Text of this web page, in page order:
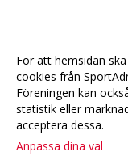
För att hemsidan
cookies från
Föreningen kan
statistik eller
acceptera dessa.
Anpassa dina val